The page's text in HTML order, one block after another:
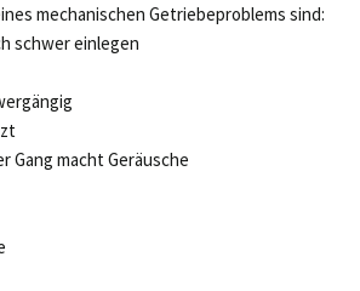
mechanischen Getriebeproblems sind:
schwer einlegen
Gang macht Geräusche